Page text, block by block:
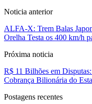
Noticia anterior
ALFA-X: Trem Balas
Orelha Testa os 400 km/h
Próxima noticia
R$ 11 Bilhões em
Cobrança Bilionária do
Postagens recentes